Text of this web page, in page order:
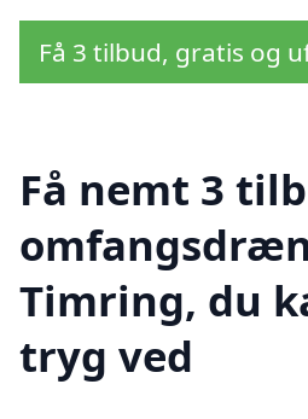
Få 3 tilbud, gratis og
Få nemt 3
Timring, du
tryg ved